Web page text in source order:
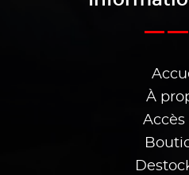
À
Accès